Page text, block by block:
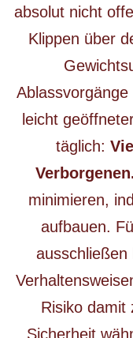
absolut nicht
Klippen über
leicht
täglich:
minimieren,
aufbauen.
ausschließen
Risiko damit
Sicherheit